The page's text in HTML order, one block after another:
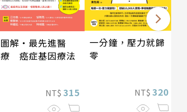
圖解‧最先進醫
療 癌症基因療法
NT$ 315
一分鐘，壓力就歸
零
NT$ 320